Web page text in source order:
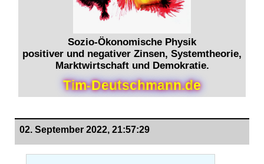
Sozio-Ökonomische Physik
positiver und negativer Zinsen, Systemtheorie,
Marktwirtschaft und Demokratie.
Tim-Deutschmann.de
02. September 2022, 21:57:29